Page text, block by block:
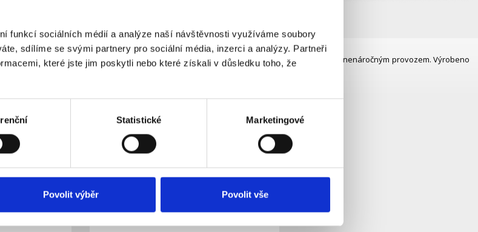
funkcí sociálních médií a analýze naší návštěvnosti využíváme soubory
sdílíme se svými partnery pro sociální média, inzerci a analýzy. Partneři
které jste jim poskytli nebo které získali v důsledku toho, že
Statistické Marketingové
Povolit výběr Povolit vše
1200Lm je jednoduché a cenově dostupné řešení do jakýchkoliv vnitřních prostorů s nenáročným provozem. Výrobeno
krytí IP44.
výrobky